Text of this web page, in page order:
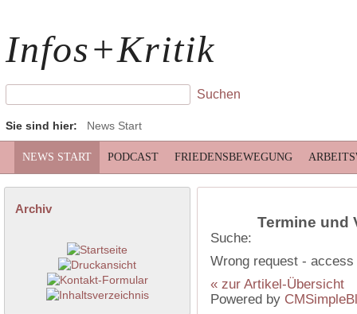
Infos+Kritik
Sie sind hier: News Start
NEWS START PODCAST FRIEDENSBEWEGUNG
Archiv
Termine und
Suche:
Wrong request - access
« zur Artikel-Übersicht
Powered by